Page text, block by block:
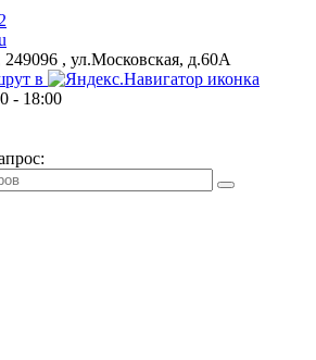
, ул.Московская, д.60А
в
- 18:00